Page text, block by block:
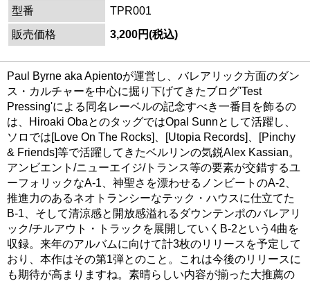
型番
TPR001
販売価格
3,200円(税込)
Paul Byrne aka Apientoが運営し、バレアリック方面のダン
ス・カルチャーを中心に掘り下げてきたブログ'Test
Pressing'による同名レーベルの記念すべき一番目を飾るの
は、Hiroaki ObaとのタッグではOpal Sunnとして活躍し、
ソロでは[Love On The Rocks]、[Utopia Records]、[Pinchy
& Friends]等で活躍してきたベルリンの気鋭Alex Kassian。
アンビエント/ニューエイジ/トランス等の要素が交錯するユ
ーフォリックなA-1、神聖さを漂わせるノンビートのA-2、
推進力のあるネオトランシーなテック・ハウスに仕立てた
B-1、そして清涼感と開放感溢れるダウンテンポのバレアリ
ック/チルアウト・トラックを展開していくB-2という4曲を
収録。来年のアルバムに向けて計3枚のリリースを予定して
おり、本作はその第1弾とのこと。これは今後のリリースに
も期待が高まりますね。素晴らしい内容が揃った大推薦の